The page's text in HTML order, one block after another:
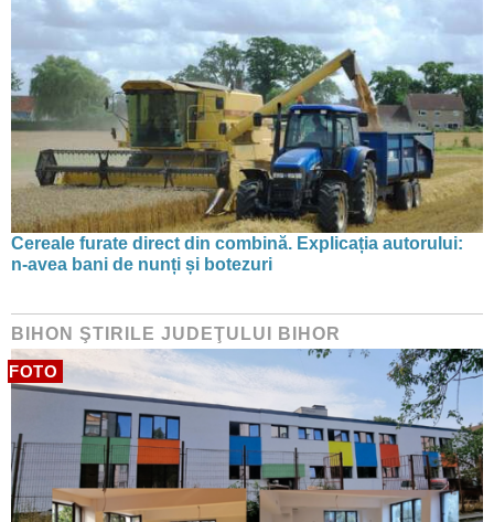
Cereale furate direct din combină. Explicația autorului:
n-avea bani de nunți și botezuri
BIHON ŞTIRILE JUDEŢULUI BIHOR
FOTO